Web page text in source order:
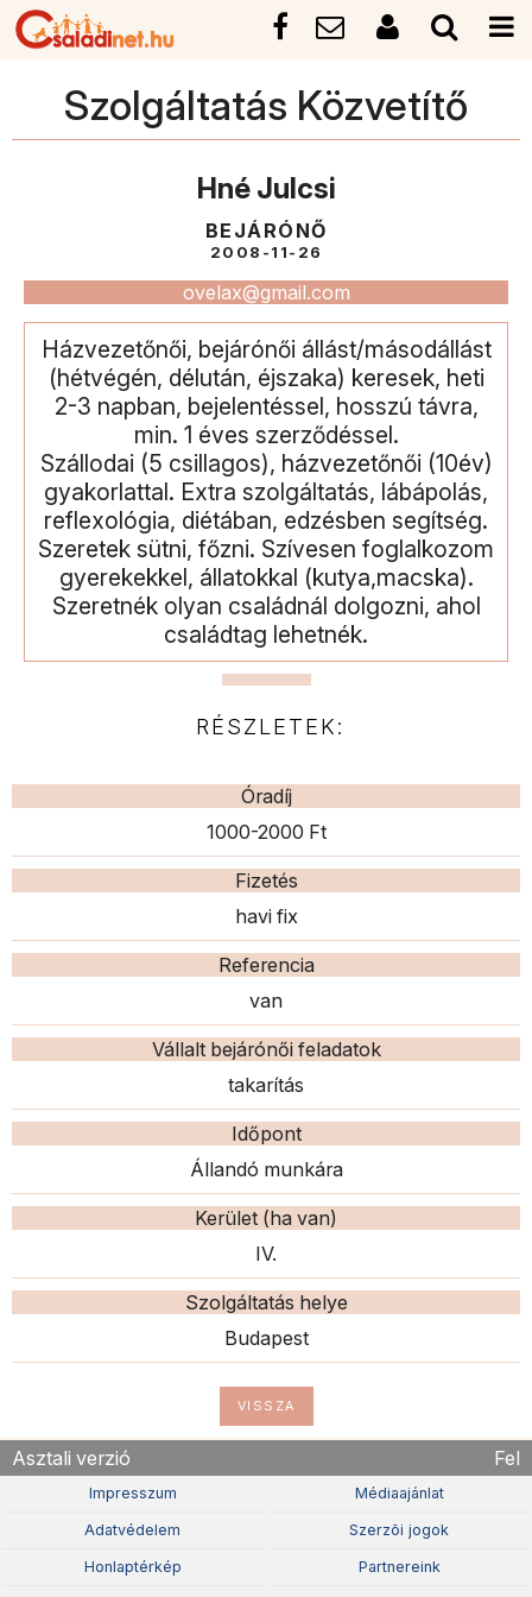
Szolgáltatás Közvetítő
Hné Julcsi
BEJÁRÓNŐ
2008-11-26
ovelax@gmail.com
Házvezetőnői, bejárónői állást/másodállást
(hétvégén, délután, éjszaka) keresek, heti
2-3 napban, bejelentéssel, hosszú távra,
min. 1 éves szerződéssel.
Szállodai (5 csillagos), házvezetőnői (10év)
gyakorlattal. Extra szolgáltatás, lábápolás,
reflexológia, diétában, edzésben segítség.
Szeretek sütni, főzni. Szívesen foglalkozom
gyerekekkel, állatokkal (kutya,macska).
Szeretnék olyan családnál dolgozni, ahol
családtag lehetnék.
RÉSZLETEK:
Óradíj
1000-2000 Ft
Fizetés
havi fix
Referencia
van
Vállalt bejárónői feladatok
takarítás
Időpont
Állandó munkára
Kerület (ha van)
IV.
Szolgáltatás helye
Budapest
VISSZA
Asztali verzió Fel
Impresszum Médiaajánlat
Adatvédelem Szerzõi jogok
Honlaptérkép Partnereink